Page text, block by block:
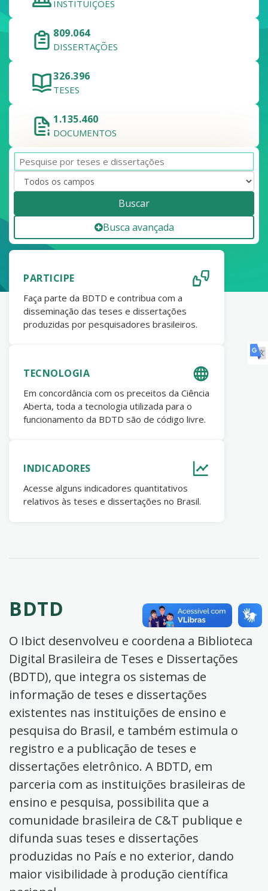
INSTITUIÇÕES
809.064
DISSERTAÇÕES
326.396
TESES
1.135.460
DOCUMENTOS
Buscar
Busca avançada
PARTICIPE
Faça parte da BDTD e contribua com a
disseminação das teses e dissertações
produzidas por pesquisadores brasileiros.
TECNOLOGIA
Em concordância com os preceitos da Ciência
Aberta, toda a tecnologia utilizada para o
funcionamento da BDTD são de código livre.
INDICADORES
Acesse alguns indicadores quantitativos
relativos às teses e dissertações no Brasil.
BDTD
O Ibict desenvolveu e coordena a Biblioteca
Digital Brasileira de Teses e Dissertações
(BDTD), que integra os sistemas de
informação de teses e dissertações
existentes nas instituições de ensino e
pesquisa do Brasil, e também estimula o
registro e a publicação de teses e
dissertações eletrônico. A BDTD, em
parceria com as instituições brasileiras de
ensino e pesquisa, possibilita que a
comunidade brasileira de C&T publique e
difunda suas teses e dissertações
produzidas no País e no exterior, dando
maior visibilidade à produção científica